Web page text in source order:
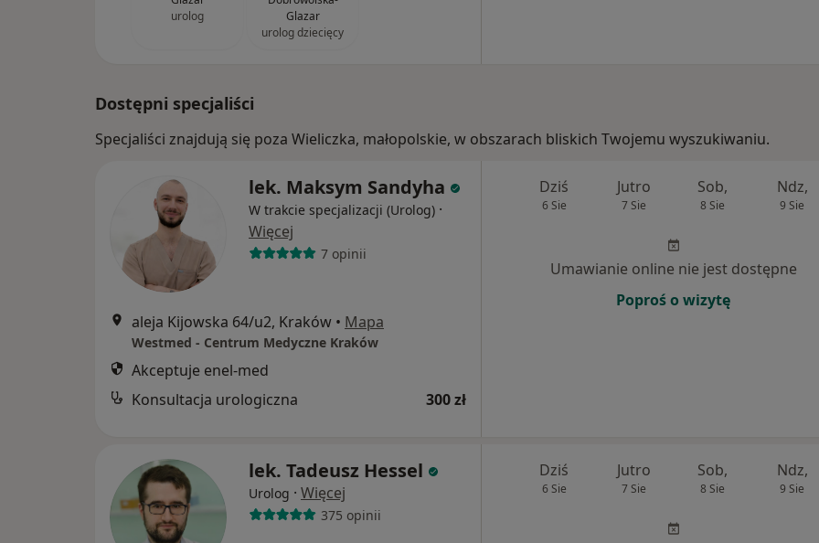
urolog
Glazar
urolog dziecięcy
Dostępni specjaliści
Specjaliści znajdują się poza Wieliczka, małopolskie, w obszarach bliskich Twojemu wyszukiwaniu.
lek. Maksym Sandyha
W trakcie specjalizacji (Urolog) ·
Więcej
7 opinii
aleja Kijowska 64/u2, Kraków • Mapa
Westmed - Centrum Medyczne Kraków
Akceptuje enel-med
Konsultacja urologiczna
300 zł
Dziś
6 Sie
Jutro
7 Sie
Sob,
8 Sie
Ndz,
9 Sie
Umawianie online nie jest dostępne
Poproś o wizytę
lek. Tadeusz Hessel
Urolog · Więcej
375 opinii
Dziś
6 Sie
Jutro
7 Sie
Sob,
8 Sie
Ndz,
9 Sie